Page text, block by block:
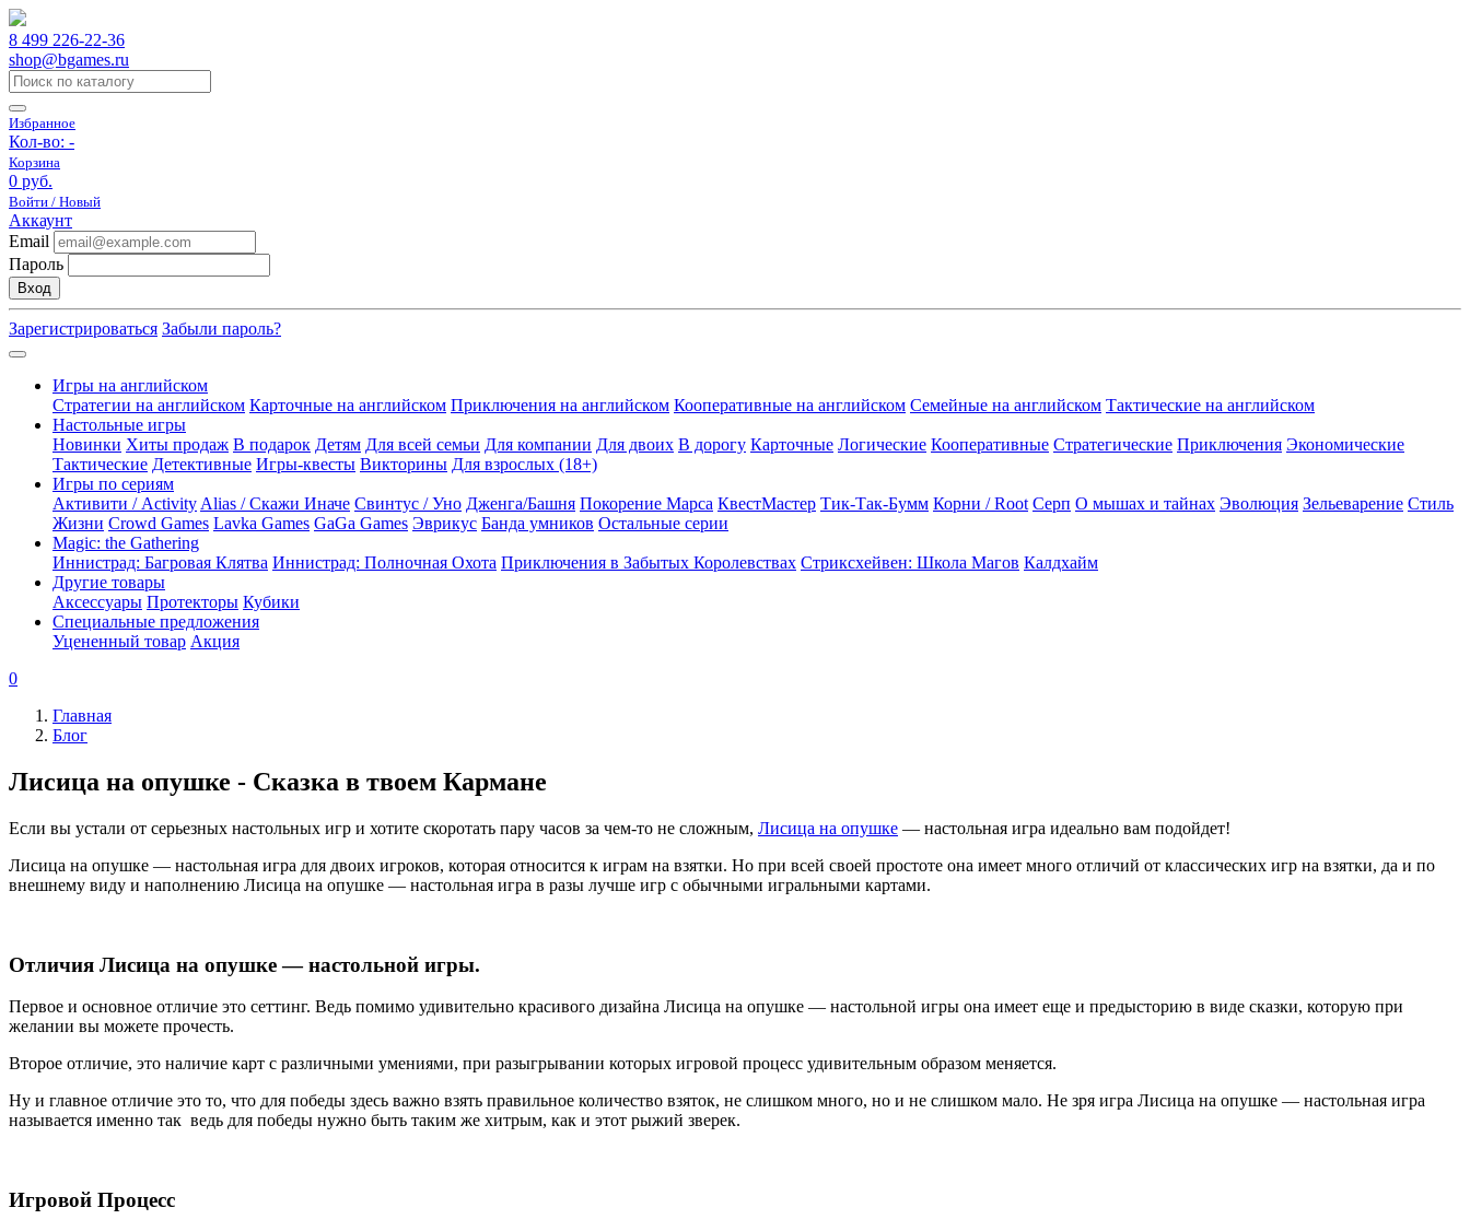
8 499 226-22-36
shop@bgames.ru
Избранное
Кол-во: -
Корзина
0 руб.
Войти / Новый
Аккаунт
Email
Пароль
Вход
Зарегистрироваться Забыли пароль?
Игры на английском
Стратегии на английском Карточные на английском Приключения на английском Кооперативные на английском Семейные на английском Тактические на английском
Настольные игры
Новинки Хиты продаж В подарок Детям Для всей семьи Для компании Для двоих В дорогу Карточные Логические Кооперативные Стратегические Приключения Экономические
Тактические Детективные Игры-квесты Викторины Для взрослых (18+)
Игры по сериям
Активити / Activity Alias / Скажи Иначе Свинтус / Уно Дженга/Башня Покорение Марса КвестМастер Тик-Так-Бумм Корни / Root Серп О мышах и тайнах Эволюция Зельеварение Стиль
Жизни Crowd Games Lavka Games GaGa Games Эврикус Банда умников Остальные серии
Magic: the Gathering
Иннистрад: Багровая Клятва Иннистрад: Полночная Охота Приключения в Забытых Королевствах Стриксхейвен: Школа Магов Калдхайм
Другие товары
Аксессуары Протекторы Кубики
Специальные предложения
Уцененный товар Акция
0
Главная
Блог
Лисица на опушке - Сказка в твоем Кармане
Если вы устали от серьезных настольных игр и хотите скоротать пару часов за чем-то не сложным, Лисица на опушке — настольная игра идеально вам подойдет!
Лисица на опушке — настольная игра для двоих игроков, которая относится к играм на взятки. Но при всей своей простоте она имеет много отличий от классических игр на взятки, да и по
внешнему виду и наполнению Лисица на опушке — настольная игра в разы лучше игр с обычными игральными картами.
Отличия Лисица на опушке — настольной игры.
Первое и основное отличие это сеттинг. Ведь помимо удивительно красивого дизайна Лисица на опушке — настольной игры она имеет еще и предысторию в виде сказки, которую при
желании вы можете прочесть.
Второе отличие, это наличие карт с различными умениями, при разыгрывании которых игровой процесс удивительным образом меняется.
Ну и главное отличие это то, что для победы здесь важно взять правильное количество взяток, не слишком много, но и не слишком мало. Не зря игра Лисица на опушке — настольная игра
называется именно так ведь для победы нужно быть таким же хитрым, как и этот рыжий зверек.
Игровой Процесс